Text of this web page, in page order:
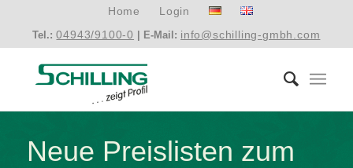
Home Login
Tel.:04943/9100-0 | E-Mail: info@schilling-gmbh.com
Neue Preislisten zum